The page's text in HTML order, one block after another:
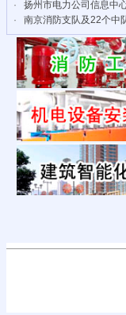
· 扬州市电力公司信息中
· 南京消防支队及22个中